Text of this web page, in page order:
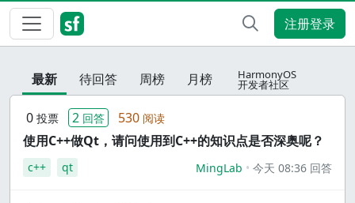
注册登录
最新 待回答 周榜 月榜 HarmonyOS
开发者社区
0 投票 2 回答 530 阅读
使用C++做Qt，请问使用到C++的知识点是否深奥呢？
c++ qt MingLab 今天 08:36 回答